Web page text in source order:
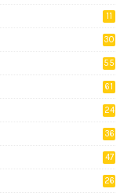
11
30
55
61
24
36
47
26